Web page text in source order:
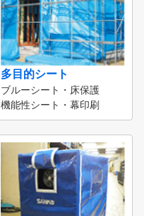
多目的シート
ブルーシート・床保護
機能性シート・幕印刷